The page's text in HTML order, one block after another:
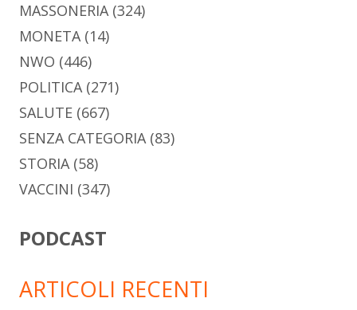
MASSONERIA(324)
MONETA(14)
NWO (446)
POLITICA(271)
SALUTE (667)
SENZA CATEGORIA(83)
STORIA(58)
VACCINI (347)
PODCAST
ARTICOLI RECENTI